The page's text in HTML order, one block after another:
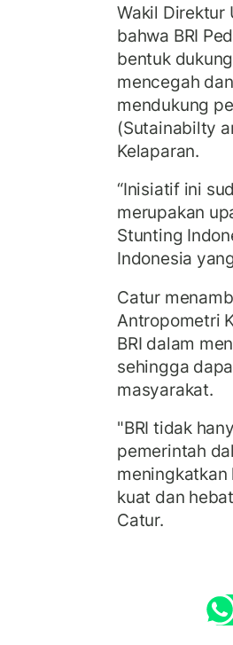
Wakil Direktur
bahwa BRI
bentuk
mencegah
mendukung
(Sutainabilty
Kelaparan.
“Inisiatif ini
merupakan
Stunting
Indonesia
Catur
Antropometri
BRI dalam
sehingga
masyarakat.
"BRI tidak
pemerintah
meningkatkan
kuat dan
Catur.